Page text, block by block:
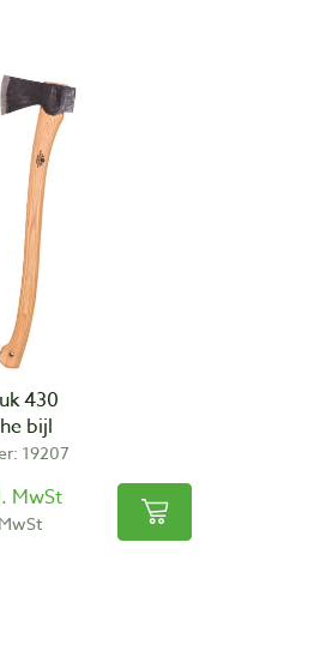
430
bijl
19207
MwSt